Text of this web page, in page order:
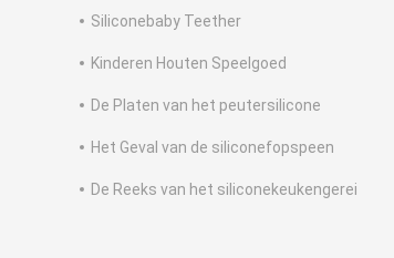
Siliconebaby Teether
Kinderen Houten Speelgoed
De Platen van het peutersilicone
Het Geval van de siliconefopspeen
De Reeks van het siliconekeukengerei